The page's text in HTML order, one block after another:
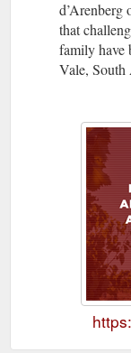
d’Arenberg
that
family have
Vale, South